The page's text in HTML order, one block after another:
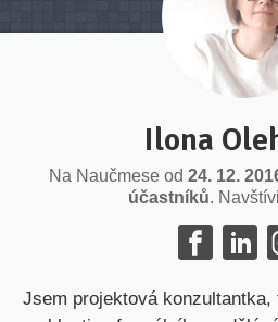
Ilona
Na Naučmese od 24. 12.
účastníků.
Jsem projektová